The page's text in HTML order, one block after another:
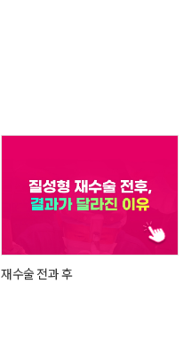
재수술 전과 후